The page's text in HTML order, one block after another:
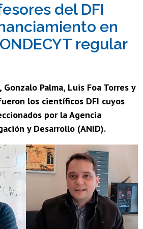
Académicas/os
Funcionarias/os
Egresadas/os
del DFI
en
regular
Palma, Luis Foa Torres y
los científicos DFI cuyos
por la Agencia
y Desarrollo (ANID).